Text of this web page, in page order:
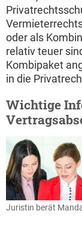
oder als
relativ teuer
Kombipaket
in die
Wichtige
Juristin berät